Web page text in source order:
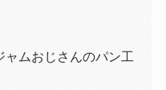
ャムおじさんのパン工